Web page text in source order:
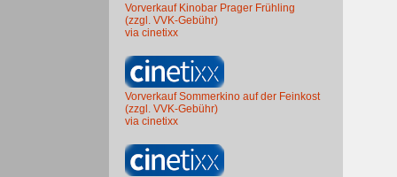
Vorverkauf Kinobar Prager Frühling
(zzgl. VVK-Gebühr)
via cinetixx
Vorverkauf Sommerkino auf der Feinkost
(zzgl. VVK-Gebühr)
via cinetixx